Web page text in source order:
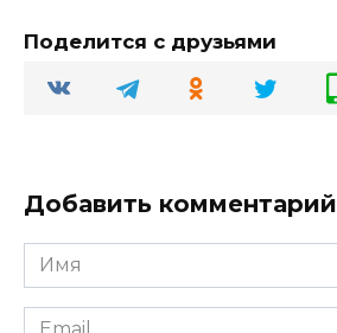
Поделится с друзьями
Добавить комментарий
Имя
Email